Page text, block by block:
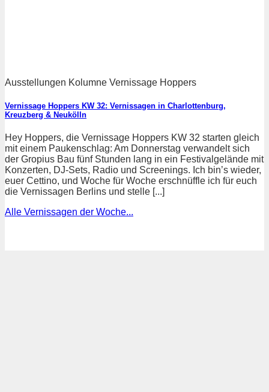
Ausstellungen Kolumne Vernissage Hoppers
Vernissage Hoppers KW 32: Vernissagen in Charlottenburg,
Kreuzberg & Neukölln
Hey Hoppers, die Vernissage Hoppers KW 32 starten gleich
mit einem Paukenschlag: Am Donnerstag verwandelt sich
der Gropius Bau fünf Stunden lang in ein Festivalgelände mit
Konzerten, DJ-Sets, Radio und Screenings. Ich bin’s wieder,
euer Cettino, und Woche für Woche erschnüffle ich für euch
die Vernissagen Berlins und stelle [...]
Alle Vernissagen der Woche...